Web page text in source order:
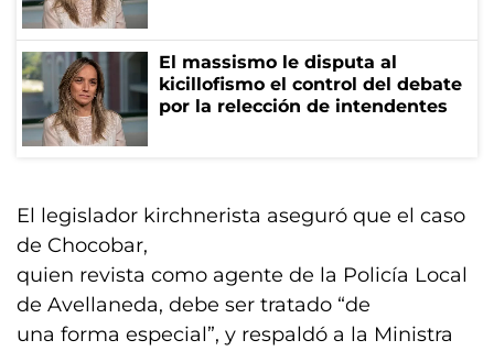
El massismo le disputa al
kicillofismo el control del debate
por la relección de intendentes
El legislador kirchnerista aseguró que el caso
de Chocobar,
quien revista como agente de la Policía Local
de Avellaneda, debe ser tratado “de
una forma especial”, y respaldó a la Ministra